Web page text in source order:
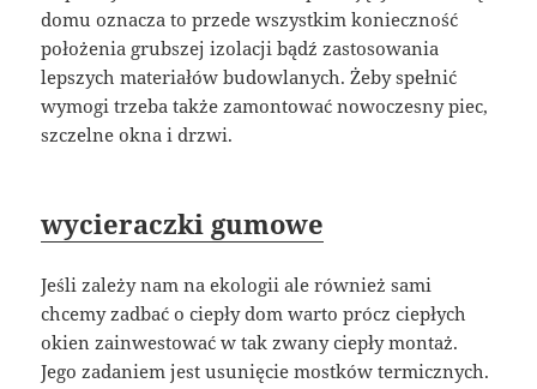
domu oznacza to przede wszystkim konieczność
położenia grubszej izolacji bądź zastosowania
lepszych materiałów budowlanych. Żeby spełnić
wymogi trzeba także zamontować nowoczesny piec,
szczelne okna i drzwi.
wycieraczki gumowe
Jeśli zależy nam na ekologii ale również sami
chcemy zadbać o ciepły dom warto prócz ciepłych
okien zainwestować w tak zwany ciepły montaż.
Jego zadaniem jest usunięcie mostków termicznych.